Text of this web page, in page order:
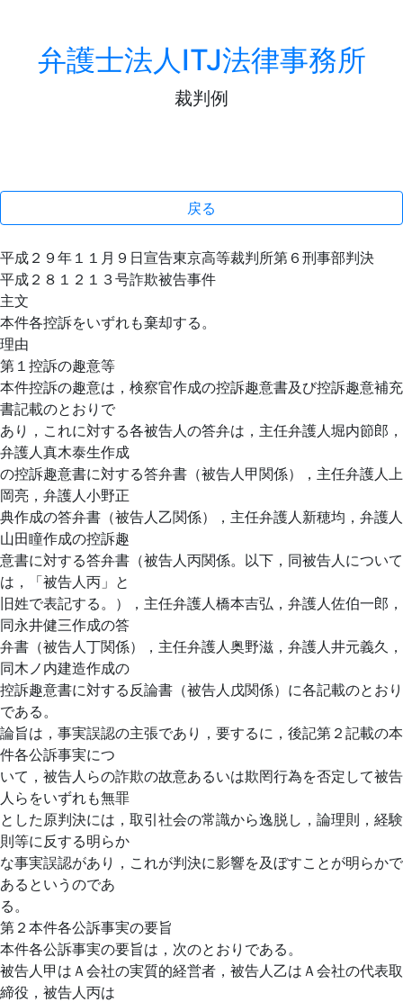
弁護士法人ITJ法律事務所
裁判例
戻る
平成２９年１１月９日宣告東京高等裁判所第６刑事部判決
平成２８１２１３号詐欺被告事件
主文
本件各控訴をいずれも棄却する。
理由
第１控訴の趣意等
本件控訴の趣意は，検察官作成の控訴趣意書及び控訴趣意補充
書記載のとおりで
あり，これに対する各被告人の答弁は，主任弁護人堀内節郎，
弁護人真木泰生作成
の控訴趣意書に対する答弁書（被告人甲関係），主任弁護人上
岡亮，弁護人小野正
典作成の答弁書（被告人乙関係），主任弁護人新穂均，弁護人
山田瞳作成の控訴趣
意書に対する答弁書（被告人丙関係。以下，同被告人について
は，「被告人丙」と
旧姓で表記する。），主任弁護人橋本吉弘，弁護人佐伯一郎，
同永井健三作成の答
弁書（被告人丁関係），主任弁護人奥野滋，弁護人井元義久，
同木ノ内建造作成の
控訴趣意書に対する反論書（被告人戊関係）に各記載のとおり
である。
論旨は，事実誤認の主張であり，要するに，後記第２記載の本
件各公訴事実につ
いて，被告人らの詐欺の故意あるいは欺罔行為を否定して被告
人らをいずれも無罪
とした原判決には，取引社会の常識から逸脱し，論理則，経験
則等に反する明らか
な事実誤認があり，これが判決に影響を及ぼすことが明らかで
あるというのであ
る。
第２本件各公訴事実の要旨
本件各公訴事実の要旨は，次のとおりである。
被告人甲はＡ会社の実質的経営者，被告人乙はＡ会社の代表取
締役，被告人丙は